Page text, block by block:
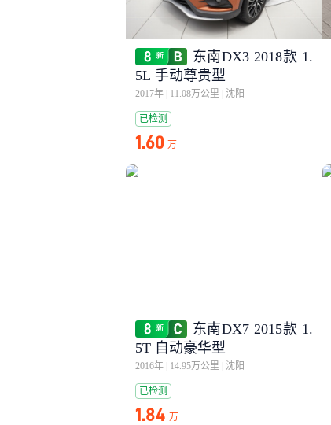
东南DX3 2018款 1.
5L 手动尊贵型
2017年 11.08万公里 沈阳
已检测
1.60 万
东南DX7 2015款 1.
5T 自动豪华型
2016年 14.95万公里 沈阳
已检测
1.84 万